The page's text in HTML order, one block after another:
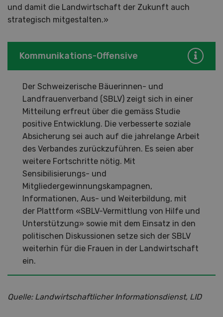
und damit die Landwirtschaft der Zukunft auch
strategisch mitgestalten.»
Kommunikations-Offensive
Der Schweizerische Bäuerinnen- und
Landfrauenverband (SBLV) zeigt sich in einer
Mitteilung erfreut über die gemäss Studie
positive Entwicklung. Die verbesserte soziale
Absicherung sei auch auf die jahrelange Arbeit
des Verbandes zurückzuführen. Es seien aber
weitere Fortschritte nötig. Mit
Sensibilisierungs- und
Mitgliedergewinnungskampagnen,
Informationen, Aus- und Weiterbildung, mit
der Plattform «SBLV-Vermittlung von Hilfe und
Unterstützung» sowie mit dem Einsatz in den
politischen Diskussionen setze sich der SBLV
weiterhin für die Frauen in der Landwirtschaft
ein.
Quelle: Landwirtschaftlicher Informationsdienst, LID